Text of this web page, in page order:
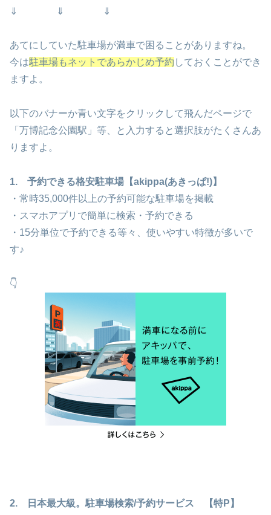
⇓ ⇓ ⇓
あてにしていた駐車場が満車で困ることがありますね。
今は駐車場もネットであらかじめ予約 しておくことができ
ますよ。
以下のバナーか青い文字をクリックして飛んだページで
「万博記念公園駅」等、と入力すると選択肢がたくさんあ
りますよ。
1. 予約できる格安駐車場【akippa(あきっぱ!)】
・常時35,000件以上の予約可能な駐車場を掲載
・スマホアプリで簡単に検索・予約できる
・15分単位で予約できる等々、使いやすい特徴が多いで
す♪
👇
2. 日本最大級。駐車場検索/予約サービス 【特P】